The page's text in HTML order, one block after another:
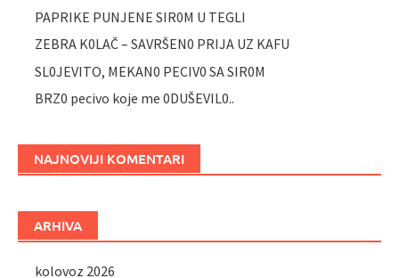
PAPRIKE PUNJENE SIR0M U TEGLI
ZEBRA K0LAČ – SAVRŠEN0 PRIJA UZ KAFU
SL0JEVITO, MEKAN0 PECIV0 SA SIR0M
BRZ0 pecivo koje me 0DUŠEVIL0..
NAJNOVIJI KOMENTARI
ARHIVA
kolovoz 2026